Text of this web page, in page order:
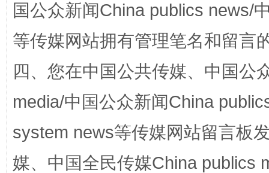
阿坝州三大球赛在茂县开幕 规模
国公众新闻China publics news/
等传媒网站拥有管理笔名和留言
四、您在中国公共传媒、中国公
media/中国公众新闻China
system news等传媒网站留言板
媒、中国全民传媒China publics